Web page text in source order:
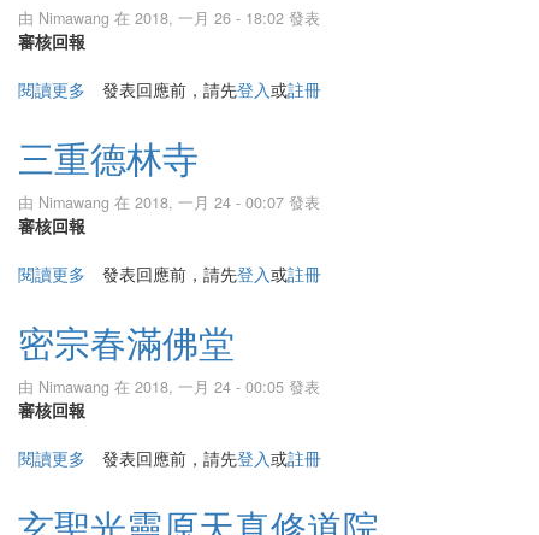
由 Nimawang 在 2018, 一月 26 - 18:02 發表
審核回報
閱讀更多 關於三重太璞宮仙公廟慈雲講寺
發表回應前，請先登入或註冊
三重德林寺
由 Nimawang 在 2018, 一月 24 - 00:07 發表
審核回報
閱讀更多 關於三重德林寺
發表回應前，請先登入或註冊
密宗春滿佛堂
由 Nimawang 在 2018, 一月 24 - 00:05 發表
審核回報
閱讀更多 關於密宗春滿佛堂
發表回應前，請先登入或註冊